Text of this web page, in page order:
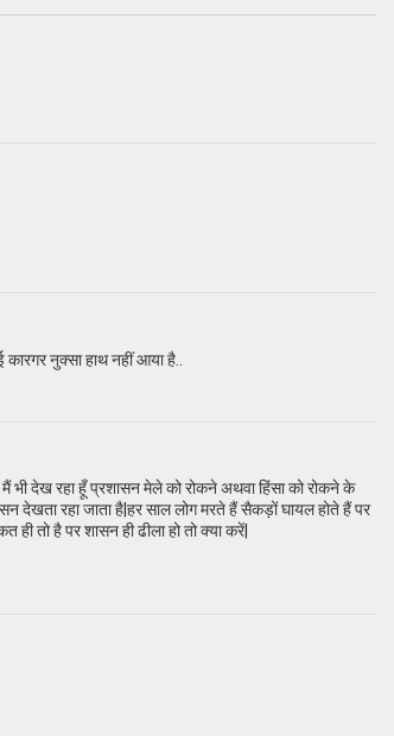
नुक्सा हाथ नहीं आया है..
भी देख रहा हूँ प्रशासन मेले को रोकने अथवा हिंसा को रोकने के
देखता रहा जाता है|हर साल लोग मरते हैं सैकड़ों घायल होते हैं पर
तो है पर शासन ही ढीला हो तो क्या करें|